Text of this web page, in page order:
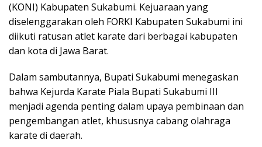
(KONI) Kabupaten Sukabumi. Kejuaraan yang
diselenggarakan oleh FORKI Kabupaten Sukabumi ini
diikuti ratusan atlet karate dari berbagai kabupaten
dan kota di Jawa Barat.
Dalam sambutannya, Bupati Sukabumi menegaskan
bahwa Kejurda Karate Piala Bupati Sukabumi III
menjadi agenda penting dalam upaya pembinaan dan
pengembangan atlet, khususnya cabang olahraga
karate di daerah.